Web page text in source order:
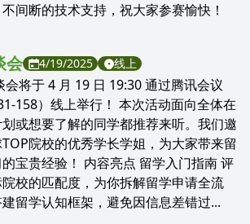
间断的技术支持，祝大家参赛愉快！
会 4/19/2025 线上
将于 4 月 19 日 19:30 通过腾讯会议
158）线上举行！ 本次活动面向全体在
或想要了解的同学都推荐来听。我们邀
院校的优秀学长学姐，为大家带来留
宝贵经验！ 内容亮点 留学入门指南 评
校的匹配度，为你拆解留学申请全流
留学认知框架，避免因信息差错过...